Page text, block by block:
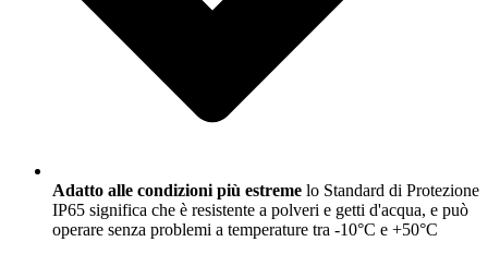
Adatto alle condizioni più estreme lo Standard di Protezione
IP65 significa che è resistente a polveri e getti d'acqua, e può
operare senza problemi a temperature tra -10°C e +50°C